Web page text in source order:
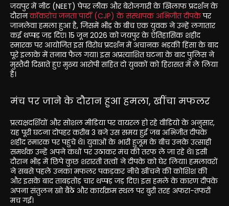
जयपुर में नीट (NEET) पेपर लीक और बेरोजगारी के खिलाफ प्रदर्शन के
दौरानकॉकरोच जनता पार्टी (CJP) के संस्थापक अभिजीत दीपकेपर
जानलेवा हमला हुआ है, जिसमें भीड़ के बीच एक युवक ने उन्हें लगातार
कई थप्पड़ जड़ दिए। 15 जून 2026 को जयपुर के ऐतिहासिक शहीद
स्मारक पर आयोजित इस विरोध प्रदर्शन में अचानक भड़की हिंसा के बाद
पूरे इलाके में तनाव फैल गया। इस अप्रत्याशित घटना के बाद पुलिस ने
मुस्तैदी दिखाते हुए मुख्य आरोपी सहित दो युवकों को हिरासत में ले लिया
है।
मंच पर जाने के दौरान हुआ हमला, खींचा मफलर
प्रत्यक्षदर्शियों और सोशल मीडिया पर वायरल हो रहे वीडियो के अनुसार,
यह पूरी घटना दोपहर करीब 3 बजे उस समय हुई जब अभिजीत दीपके
शहीद स्मारक पर पहुंचे थे। युवाओं के भारी हुजूम के बीच उनके उत्साही
समर्थक उन्हें अपने कंधों पर उठाकर मंच की तरफ ले जा रहे थे। इसी
दौरान भीड़ में छिपे कुछ शरारती तत्वों ने दीपके को घेर लिया। हमलावरों
ने सबसे पहले उनका मफलर पकड़कर नीचे खींचने की कोशिश की
और इसके बाद ताबड़तोड़ चार थप्पड़ जड़ दिए। इस हमले के कारण दीपके
अपना संतुलन खो बैठे और कार्यक्रम स्थल पर बुरी तरह अफरा-तफरी
मच गई।